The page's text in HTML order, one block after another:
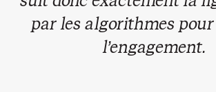
par les algorithmes
l’engagement.